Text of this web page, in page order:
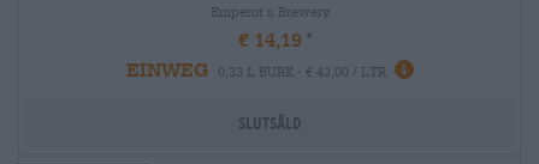
Emperor´s Brewery
€ 14,19
EINWEG
0,33 L BURK - € 43,00 / LTR
Slutsåld